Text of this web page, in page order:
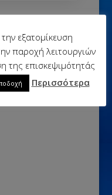
εξατομίκευση
παροχή λειτουργιών
της επισκεψιμότητάς
Περισσότερα